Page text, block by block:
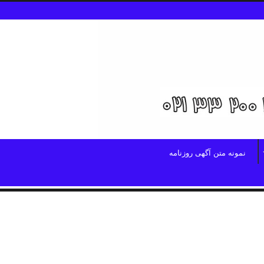
نمونه متن آگهی روزنامه